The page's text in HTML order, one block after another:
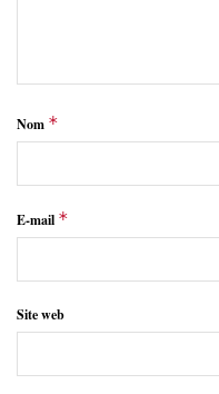
Nom *
E-mail *
Site web